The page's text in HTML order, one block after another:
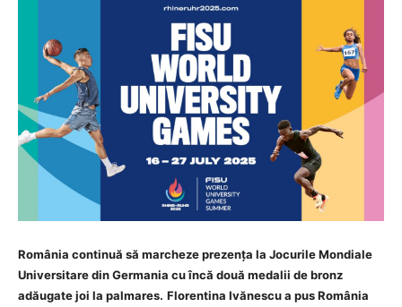
România continuă să marcheze prezența la Jocurile Mondiale
Universitare din Germania cu încă două medalii de bronz
adăugate joi la palmares. Florentina Ivănescu a pus România